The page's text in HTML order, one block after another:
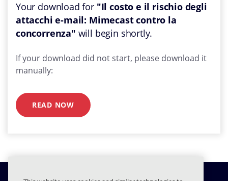
Your download for "Il costo e il rischio degli
attacchi e-mail: Mimecast contro la
concorrenza" will begin shortly.
If your download did not start, please download it
manually:
READ NOW